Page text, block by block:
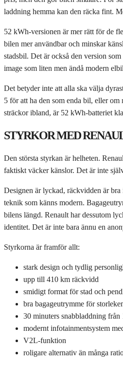
laddning hemma kan den räcka fint.
52 kWh-versionen är mer rätt för de
bilen mer användbar och minskar
stadsbil. Det är också den version
image som liten men ändå modern
Det betyder inte att alla ska välja
5 för att ha den som enda bil, eller
sträckor ibland, är 52 kWh-batteriet
STYRKOR MED
Den största styrkan är helheten.
faktiskt väcker känslor. Det är inte
Designen är lyckad, räckvidden är
teknik som känns modern.
bilens längd. Renault har dessutom
identitet. Det är inte bara ännu en
Styrkorna är framför allt:
stark design och tydlig
upp till 410 km räckvidd
smidigt format för stad och
bra bagageutrymme för
30 minuters snabbladdning
modernt infotainmentsystem
V2L-funktion
roligare alternativ än många